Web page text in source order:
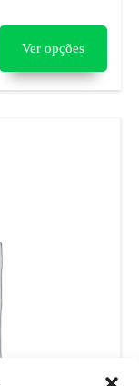
Ver opções